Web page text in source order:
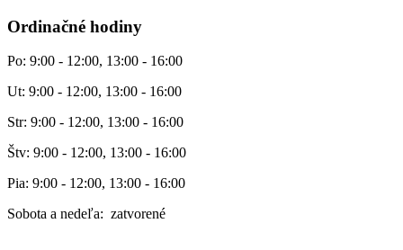
Ordinačné hodiny
Po: 9:00 - 12:00, 13:00 - 16:00
Ut: 9:00 - 12:00, 13:00 - 16:00
Str: 9:00 - 12:00, 13:00 - 16:00
Štv: 9:00 - 12:00, 13:00 - 16:00
Pia: 9:00 - 12:00, 13:00 - 16:00
Sobota a nedeľa: zatvorené